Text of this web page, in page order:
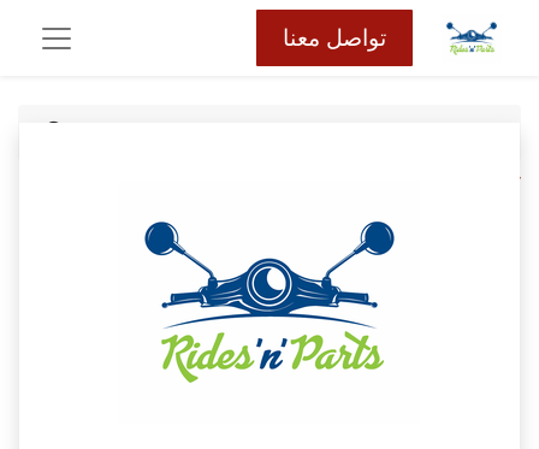
تواصل معنا
كافة المنتجات